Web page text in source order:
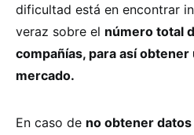
dificultad está en encontrar
veraz sobre el número total
compañías, para así
mercado.
En caso de no obtener